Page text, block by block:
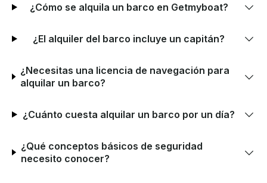
¿Cómo se alquila un barco en Getmyboat?
¿El alquiler del barco incluye un capitán?
¿Necesitas una licencia de navegación para
alquilar un barco?
¿Cuánto cuesta alquilar un barco por un día?
¿Qué conceptos básicos de seguridad
necesito conocer?